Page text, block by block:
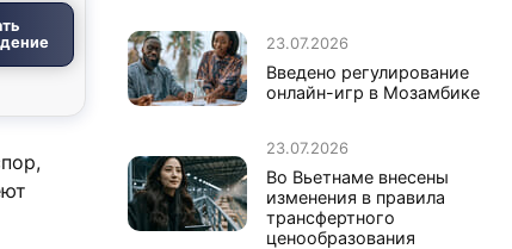
23.07.2026
Введено регулирование
онлайн-игр в Мозамбике
23.07.2026
Во Вьетнаме внесены
изменения в правила
трансфертного
ценообразования